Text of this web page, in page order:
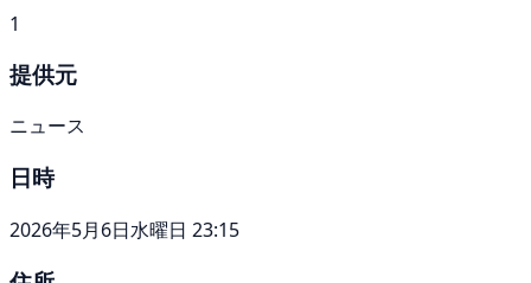
1
提供元
ニュース
日時
2026年5月6日水曜日 23:15